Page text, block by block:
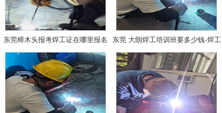
东莞樟木头报考焊工证在哪里报名
东莞 大朗焊工培训班要多少钱-焊工
报名